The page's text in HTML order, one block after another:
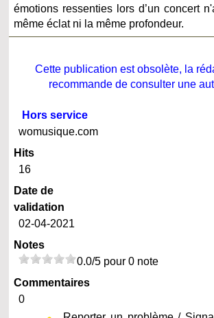
émotions ressenties lors d’un concert
même éclat ni la même profondeur.
Cette publication est obsolète, la
recommande de consulter une
Hors service
womusique.com
Hits
16
Date de
validation
02-04-2021
Notes
0.0/5 pour 0 note
Commentaires
0